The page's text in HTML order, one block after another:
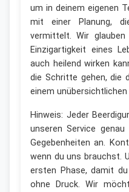
um in deinem eigenen
mit einer Planung,
vermittelt. Wir
Einzigartigkeit eines
auch heilend wirken
die Schritte gehen, die
einem
Hinweis: Jeder
unseren Service
Gegebenheiten an.
wenn du uns brauchst.
ersten Phase, damit
ohne Druck. Wir